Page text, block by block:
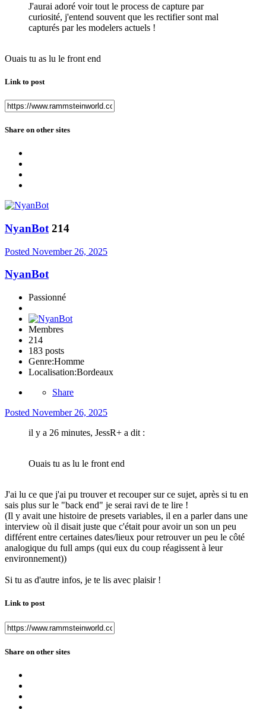
J'aurai adoré voir tout le process de capture par
curiosité, j'entend souvent que les rectifier sont mal
capturés par les modelers actuels !
Ouais tu as lu le front end
Link to post
Share on other sites
NyanBot 214
Posted November 26, 2025
NyanBot
Passionné
Membres
214
183 posts
Genre:Homme
Localisation:Bordeaux
Share
Posted November 26, 2025
il y a 26 minutes, JessR+ a dit :
Ouais tu as lu le front end
J'ai lu ce que j'ai pu trouver et recouper sur ce sujet, après si tu en
sais plus sur le "back end" je serai ravi de te lire !
(Il y avait une histoire de presets variables, il en a parler dans une
interview où il disait juste que c'était pour avoir un son un peu
différent entre certaines dates/lieux pour retrouver un peu le côté
analogique du full amps (qui eux du coup réagissent à leur
environnement))
Si tu as d'autre infos, je te lis avec plaisir !
Link to post
Share on other sites